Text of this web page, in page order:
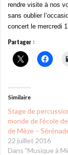
rendre visite à nos
sans oublier
concert le mercredi
Partager :
Similaire
Stage de
monde de l’école
de Mèze –
22 juillet 2016
Dans "Musique à